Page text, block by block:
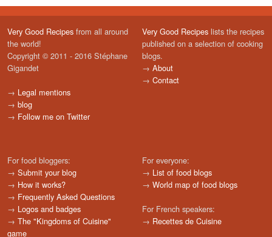
Very Good Recipes from all around
the world!
Copyright © 2011 - 2016 Stéphane
Gigandet
→ Legal mentions
→ blog
→ Follow me on Twitter
Very Good Recipes lists the recipes
published on a selection of cooking
blogs.
→ About
→ Contact
For food bloggers:
→ Submit your blog
→ How it works?
→ Frequently Asked Questions
→ Logos and badges
→ The "Kingdoms of Cuisine"
game
For everyone:
→ List of food blogs
→ World map of food blogs
For French speakers:
→ Recettes de Cuisine